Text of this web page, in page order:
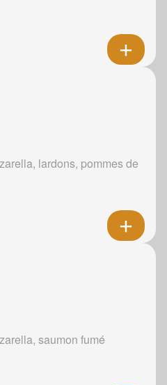
lardons, pommes de
saumon fumé